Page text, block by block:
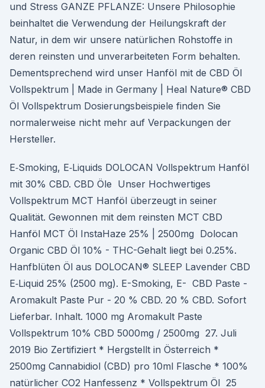
und Stress GANZE PFLANZE: Unsere Philosophie
beinhaltet die Verwendung der Heilungskraft der
Natur, in dem wir unsere natürlichen Rohstoffe in
deren reinsten und unverarbeiteten Form behalten.
Dementsprechend wird unser Hanföl mit de CBD Öl
Vollspektrum | Made in Germany | Heal Nature® CBD
Öl Vollspektrum Dosierungsbeispiele finden Sie
normalerweise nicht mehr auf Verpackungen der
Hersteller.
E‑Smoking, E‑Liquids DOLOCAN Vollspektrum Hanföl
mit 30% CBD. CBD Öle Unser Hochwertiges
Vollspektrum MCT Hanföl überzeugt in seiner
Qualität. Gewonnen mit dem reinsten MCT CBD
Hanföl MCT Öl InstaHaze 25% | 2500mg Dolocan
Organic CBD Öl 10% - THC-Gehalt liegt bei 0.25%.
Hanfblüten Öl aus DOLOCAN® SLEEP Lavender CBD
E‑Liquid 25% (2500 mg). E-Smoking, E- CBD Paste -
Aromakult Paste Pur - 20 % CBD. 20 % CBD. Sofort
Lieferbar. Inhalt. 1000 mg Aromakult Paste
Vollspektrum 10% CBD 5000mg / 2500mg 27. Juli
2019 Bio Zertifiziert * Hergstellt in Österreich *
2500mg Cannabidiol (CBD) pro 10ml Flasche * 100%
natürlicher CO2 Hanfessenz * Vollspektrum Öl 25